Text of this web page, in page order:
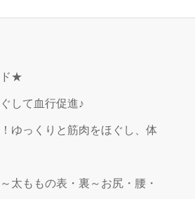
ド★
して血行促進♪
ゆっくりと筋肉をほぐし、体
太ももの表・裏～お尻・腰・